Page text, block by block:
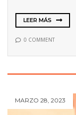
LEER MÁS
0 COMMENT
MARZO 28, 2023